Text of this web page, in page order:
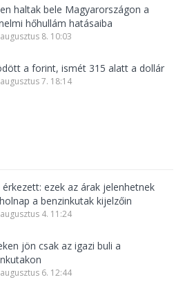
haltak bele Magyarországon a
hőhullám hatásaiba
8. 10:03
a forint, ismét 315 alatt a dollár
7. 18:14
ezek az árak jelenhetnek
a benzinkutak kijelzőin
4. 11:24
jön csak az igazi buli a
6. 12:44